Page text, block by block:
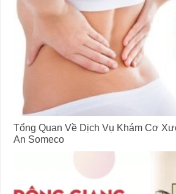
Tổng Quan Về Dịch Vụ Khám Cơ
An Someco